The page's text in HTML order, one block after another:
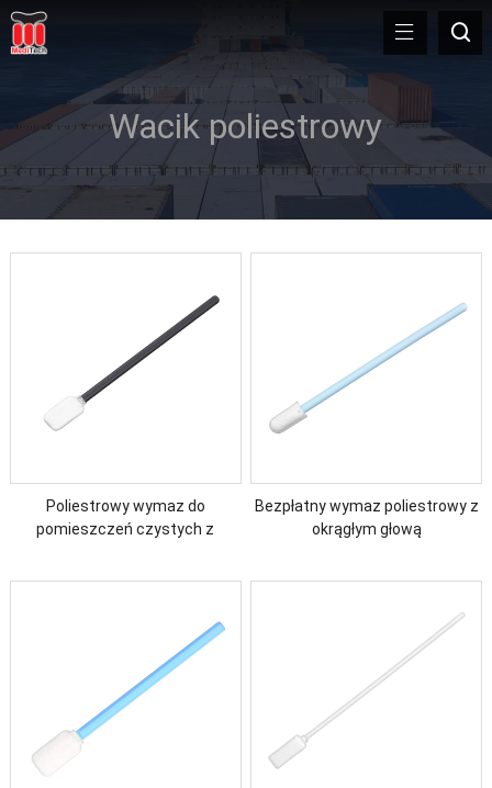
Wacik poliestrowy
Poliestrowy wymaz do
pomieszczeń czystych z
Bezpłatny wymaz poliestrowy z
okrągłym głową